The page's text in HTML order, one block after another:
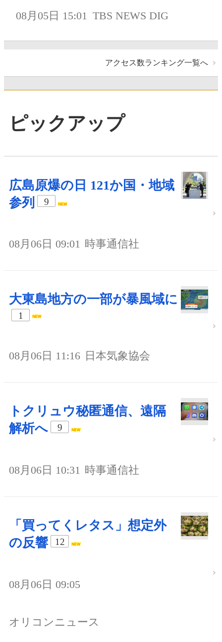
08月05日 15:01 TBS NEWS DIG
アクセス数ランキング一覧へ
ピックアップ
広島原爆の日 121か国・地域
参列
9
08月06日 09:01 時事通信社
大東島地方の一部が暴風域に
1
08月06日 11:16 日本気象協会
トクリュウ秘匿通信、遠隔
解析へ
9
08月06日 10:31 時事通信社
「買ってくレタス」想定外
の反響
12
08月06日 09:05
オリコンニュース